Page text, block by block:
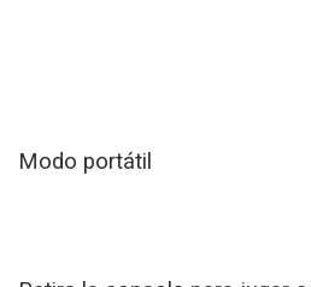
Modo portátil